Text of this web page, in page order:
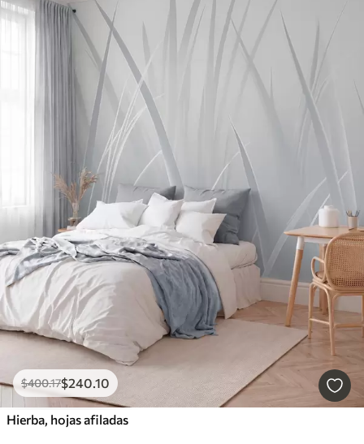
$400.17$240 .10
Hierba, hojas afiladas